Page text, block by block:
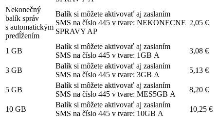
Nekonečný
balík správ
s automatickým
predĺžením
Balík si môžete aktivovať aj zaslaním
SMS na číslo 445 v tvare: NEKONECNE
SPRAVY AP
2,05 €
1 GB
Balík si môžete aktivovať aj zaslaním
SMS na číslo 445 v tvare: 1GB A
3,08 €
3 GB
Balík si môžete aktivovať aj zaslaním
SMS na číslo 445 v tvare: 3GB A
5,13 €
5 GB
Balík si môžete aktivovať aj zaslaním
SMS na číslo 445 v tvare: MES5GB A
8,20 €
10 GB
Balík si môžete aktivovať aj zaslaním
SMS na číslo 445 v tvare: 10GB A
10,25 €